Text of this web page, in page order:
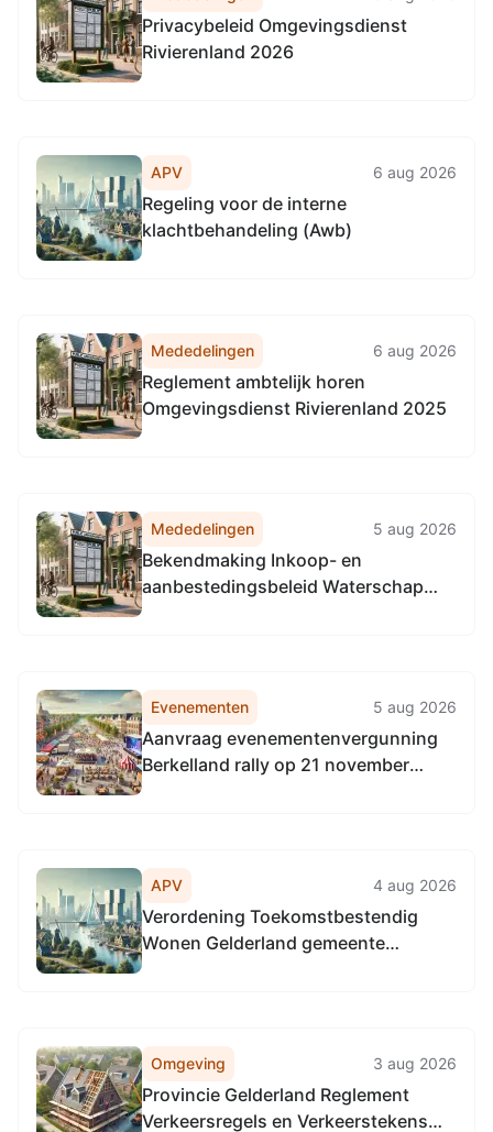
Privacybeleid Omgevingsdienst
Rivierenland 2026
APV 6 aug 2026
Regeling voor de interne
klachtbehandeling (Awb)
Mededelingen 6 aug 2026
Reglement ambtelijk horen
Omgevingsdienst Rivierenland 2025
Mededelingen 5 aug 2026
Bekendmaking Inkoop- en
aanbestedingsbeleid Waterschap
Evenementen 5 aug 2026
Aanvraag evenementenvergunning
Berkelland rally op 21 november
APV 4 aug 2026
Verordening Toekomstbestendig
Wonen Gelderland gemeente
Omgeving 3 aug 2026
Provincie Gelderland Reglement
Verkeersregels en Verkeerstekens